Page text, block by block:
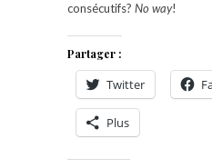
consécutifs? No way!
Partager :
Twitter
Plus